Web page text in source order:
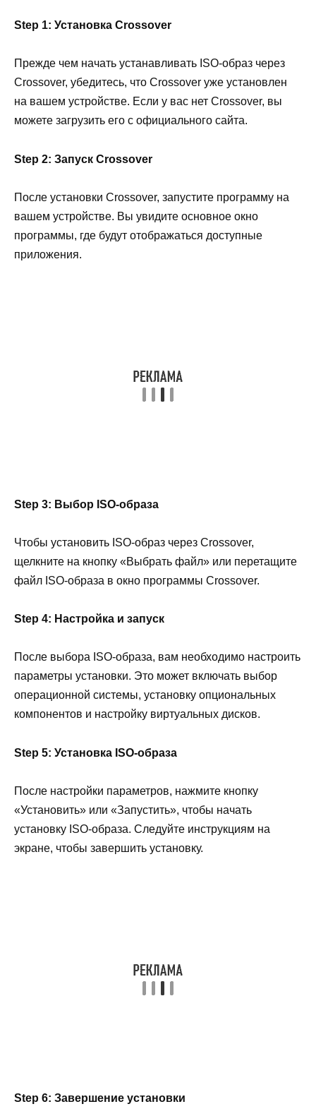
Step 1: Установка Crossover
Прежде чем начать устанавливать ISO-образ через
Crossover, убедитесь, что Crossover уже установлен
на вашем устройстве. Если у вас нет Crossover, вы
можете загрузить его с официального сайта.
Step 2: Запуск Crossover
После установки Crossover, запустите программу на
вашем устройстве. Вы увидите основное окно
программы, где будут отображаться доступные
приложения.
Step 3: Выбор ISO-образа
Чтобы установить ISO-образ через Crossover,
щелкните на кнопку «Выбрать файл» или перетащите
файл ISO-образа в окно программы Crossover.
Step 4: Настройка и запуск
После выбора ISO-образа, вам необходимо настроить
параметры установки. Это может включать выбор
операционной системы, установку опциональных
компонентов и настройку виртуальных дисков.
Step 5: Установка ISO-образа
После настройки параметров, нажмите кнопку
«Установить» или «Запустить», чтобы начать
установку ISO-образа. Следуйте инструкциям на
экране, чтобы завершить установку.
Step 6: Завершение установки